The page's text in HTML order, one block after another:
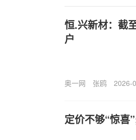
恒.兴新材：截
户
奥一网 张鸥 2026-
定价不够“惊喜